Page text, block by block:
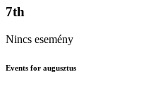
7th
Nincs esemény
Events for augusztus